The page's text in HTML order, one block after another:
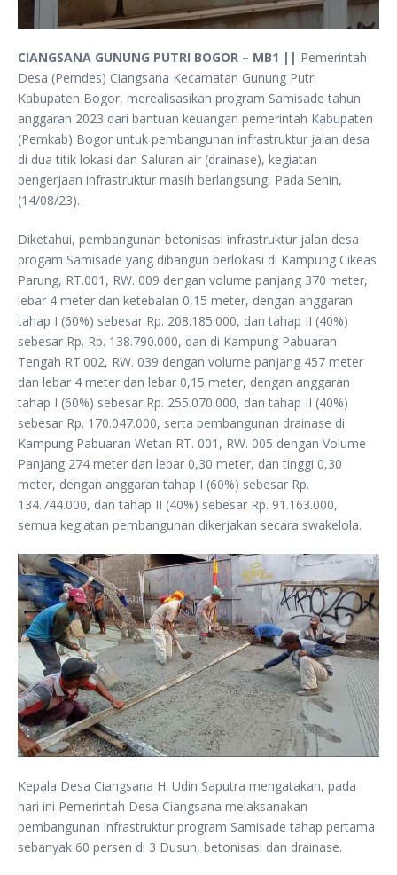
CIANGSANA GUNUNG PUTRI BOGOR – MB1 || Pemerintah
Desa (Pemdes) Ciangsana Kecamatan Gunung Putri
Kabupaten Bogor, merealisasikan program Samisade tahun
anggaran 2023 dari bantuan keuangan pemerintah Kabupaten
(Pemkab) Bogor untuk pembangunan infrastruktur jalan desa
di dua titik lokasi dan Saluran air (drainase), kegiatan
pengerjaan infrastruktur masih berlangsung, Pada Senin,
(14/08/23).
Diketahui, pembangunan betonisasi infrastruktur jalan desa
progam Samisade yang dibangun berlokasi di Kampung Cikeas
Parung, RT.001, RW. 009 dengan volume panjang 370 meter,
lebar 4 meter dan ketebalan 0,15 meter, dengan anggaran
tahap I (60%) sebesar Rp. 208.185.000, dan tahap II (40%)
sebesar Rp. Rp. 138.790.000, dan di Kampung Pabuaran
Tengah RT.002, RW. 039 dengan volume panjang 457 meter
dan lebar 4 meter dan lebar 0,15 meter, dengan anggaran
tahap I (60%) sebesar Rp. 255.070.000, dan tahap II (40%)
sebesar Rp. 170.047.000, serta pembangunan drainase di
Kampung Pabuaran Wetan RT. 001, RW. 005 dengan Volume
Panjang 274 meter dan lebar 0,30 meter, dan tinggi 0,30
meter, dengan anggaran tahap I (60%) sebesar Rp.
134.744.000, dan tahap II (40%) sebesar Rp. 91.163.000,
semua kegiatan pembangunan dikerjakan secara swakelola.
Kepala Desa Ciangsana H. Udin Saputra mengatakan, pada
hari ini Pemerintah Desa Ciangsana melaksanakan
pembangunan infrastruktur program Samisade tahap pertama
sebanyak 60 persen di 3 Dusun, betonisasi dan drainase.